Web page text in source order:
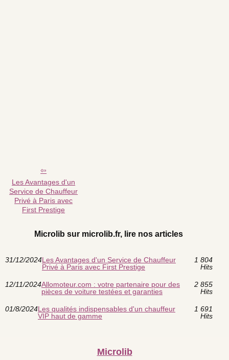
Les Avantages d'un
Service de Chauffeur
Privé à Paris avec
First Prestige
Microlib sur microlib.fr, lire nos articles
31/12/2024Les Avantages d'un Service de Chauffeur
Privé à Paris avec First Prestige
1 804
Hits
12/11/2024Allomoteur.com : votre partenaire pour des
pièces de voiture testées et garanties
2 855
Hits
01/8/2024Les qualités indispensables d'un chauffeur
VIP haut de gamme
1 691
Hits
Microlib